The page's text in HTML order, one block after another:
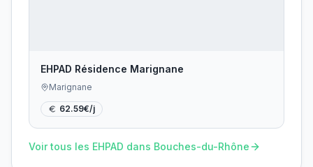
EHPAD Résidence Marignane
Marignane
62.59€/j
Voir tous les EHPAD dans Bouches-du-Rhône